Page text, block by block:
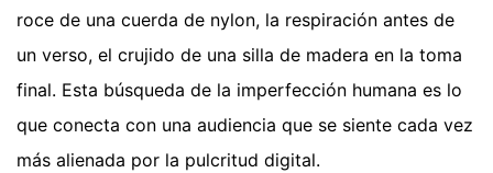
roce de una cuerda de nylon, la respiración antes de
un verso, el crujido de una silla de madera en la toma
final. Esta búsqueda de la imperfección humana es lo
que conecta con una audiencia que se siente cada vez
más alienada por la pulcritud digital.